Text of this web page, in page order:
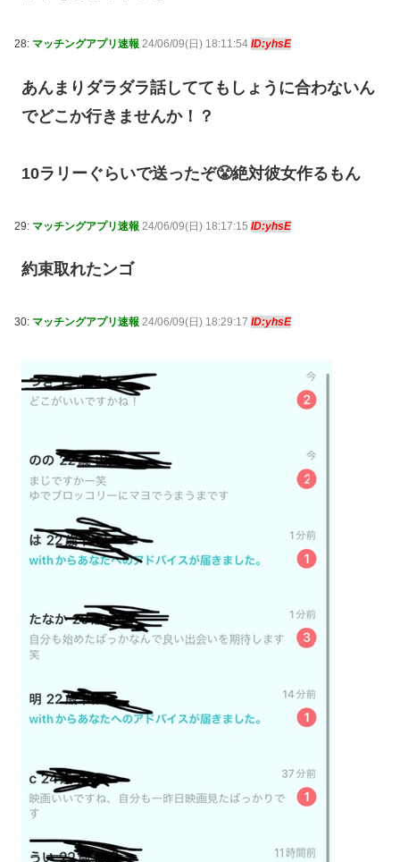
28: マッチングアプリ速報 24/06/09(日) 18:11:54 ID:yhsE
あんまりダラダラ話しててもしょうに合わないん
でどこか行きませんか！？
10ラリーぐらいで送ったぞ😤絶対彼女作るもん
29: マッチングアプリ速報 24/06/09(日) 18:17:15 ID:yhsE
約束取れたンゴ
30: マッチングアプリ速報 24/06/09(日) 18:29:17 ID:yhsE